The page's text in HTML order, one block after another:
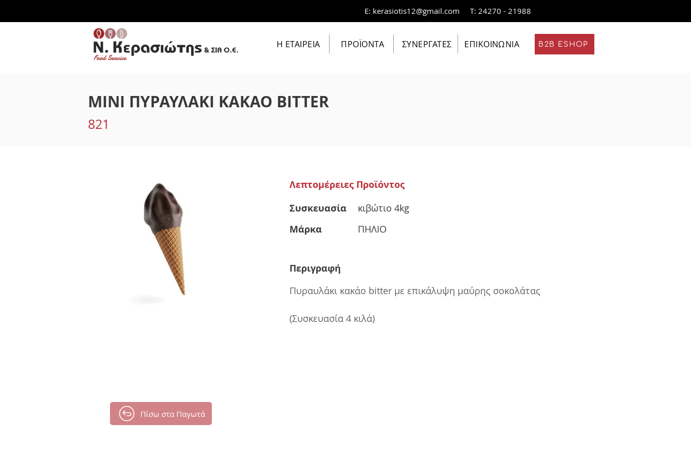
E: kerasiotis12@gmail.com Τ: 24270 - 21988
Η ΕΤΑΙΡΕΙΑ ΠΡΟΪΟΝΤΑ ΣΥΝΕΡΓΑΤΕΣ ΕΠΙΚΟΙΝΩΝΙΑ B2B ESHOP
ΜΙΝΙ ΠΥΡΑΥΛΑΚΙ ΚΑΚΑΟ BITTER
821
Λεπτομέρειες Προϊόντος
Συσκευασία
κιβώτιο 4kg
Μάρκα ΠΗΛΙΟ
Περιγραφή
Πυραυλάκι κακάο bitter με επικάλυψη μαύρης σοκολάτας
(Συσκευασία 4 κιλά)
Πίσω στα Παγωτά